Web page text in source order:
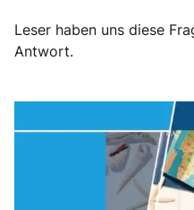
Leser haben uns diese
Antwort.